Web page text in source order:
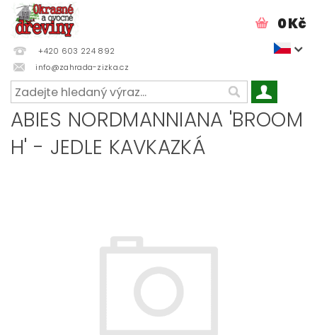
+420 603 224 892
info@zahrada-zizka.cz
0 Kč
ABIES NORDMANNIANA 'BROOM
H' - JEDLE KAVKAZKÁ